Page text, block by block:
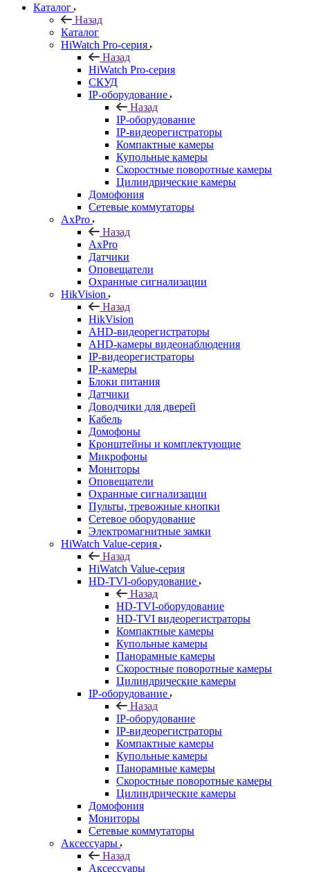
Каталог
Назад
Каталог
HiWatch Pro-серия
Назад
HiWatch Pro-серия
CКУД
IP-оборудование
Назад
IP-оборудование
IP-видеорегистраторы
Компактные камеры
Купольные камеры
Скоростные поворотные камеры
Цилиндрические камеры
Домофония
Сетевые коммутаторы
AxPro
Назад
AxPro
Датчики
Оповещатели
Охранные сигнализации
HikVision
Назад
HikVision
AHD-видеорегистраторы
AHD-камеры видеонаблюдения
IP-видеорегистраторы
IP-камеры
Блоки питания
Датчики
Доводчики для дверей
Кабель
Домофоны
Кронштейны и комплектующие
Микрофоны
Мониторы
Оповещатели
Охранные сигнализации
Пульты, тревожные кнопки
Сетевое оборудование
Электромагнитные замки
HiWatch Value-серия
Назад
HiWatch Value-серия
HD-TVI-оборудование
Назад
HD-TVI-оборудование
HD-TVI видеорегистраторы
Компактные камеры
Купольные камеры
Панорамные камеры
Скоростные поворотные камеры
Цилиндрические камеры
IP-оборудование
Назад
IP-оборудование
IP-видеорегистраторы
Компактные камеры
Купольные камеры
Панорамные камеры
Скоростные поворотные камеры
Цилиндрические камеры
Домофония
Мониторы
Сетевые коммутаторы
Аксессуары
Назад
Аксессуары